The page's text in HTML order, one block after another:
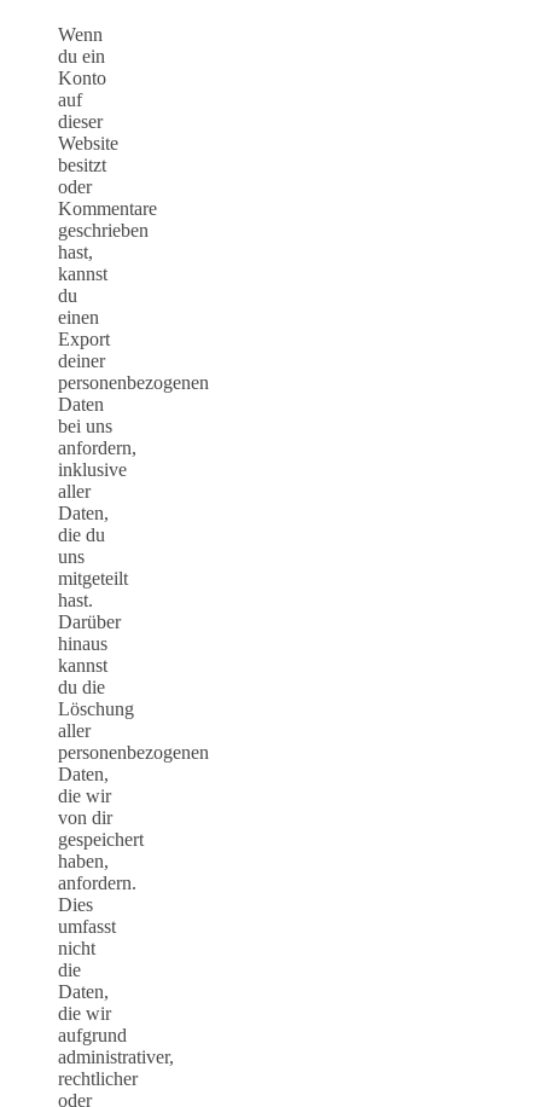
Wenn
du ein
Konto
auf
dieser
Website
besitzt
oder
Kommentare
geschrieben
hast,
kannst
du
einen
Export
deiner
personenbezogenen
Daten
bei uns
anfordern,
inklusive
aller
Daten,
die du
uns
mitgeteilt
hast.
Darüber
hinaus
kannst
du die
Löschung
aller
personenbezogenen
Daten,
die wir
von dir
gespeichert
haben,
anfordern.
Dies
umfasst
nicht
die
Daten,
die wir
aufgrund
administrativer,
rechtlicher
oder